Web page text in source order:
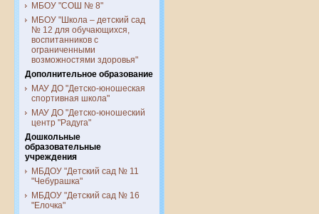
МБОУ "СОШ № 8"
МБОУ "Школа – детский сад
№ 12 для обучающихся,
воспитанников с
ограниченными
возможностями здоровья"
Дополнительное образование
МАУ ДО "Детско-юношеская
спортивная школа"
МАУ ДО "Детско-юношеский
центр "Радуга"
Дошкольные
образовательные
учреждения
МБДОУ "Детский сад № 11
"Чебурашка"
МБДОУ "Детский сад № 16
"Елочка"